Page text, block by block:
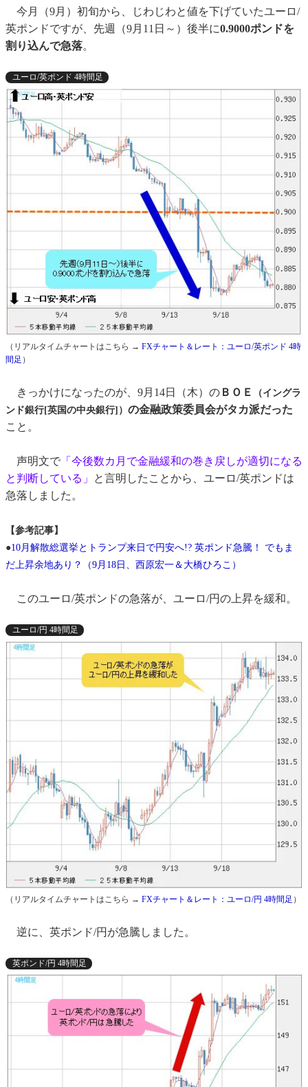
今月（9月）初旬から、じわじわと値を下げていたユーロ/
英ポンドですが、先週（9月11日～）後半に0.9000ポンドを
割り込んで急落。
ユーロ/英ポンド 4時間足
（リアルタイムチャートはこちら → FXチャート＆レート：ユーロ/英ポンド 4時
間足 ）
きっかけになったのが、9月14日（木）の ＢＯＥ
（イングラ
ンド銀行[英国の中央銀行]） の金融政策委員会がタカ派だった
こと。
声明文で 「今後数カ月で金融緩和の巻き戻しが適切になる
と判断している」
と言明したことから、ユーロ/英ポンドは
急落しました。
【参考記事】
●10月解散総選挙とトランプ来日で円安へ!? 英ポンド急騰！ でもま
だ上昇余地あり？（9月18日、西原宏一＆大橋ひろこ）
このユーロ/英ポンドの急落が、ユーロ/円の上昇を緩和。
ユーロ/円 4時間足
（リアルタイムチャートはこちら → FXチャート＆レート：ユーロ/円 4時間足 ）
逆に、英ポンド/円が急騰しました。
英ポンド/円 4時間足